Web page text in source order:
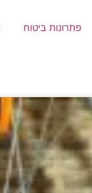
פתרונות ביטוח